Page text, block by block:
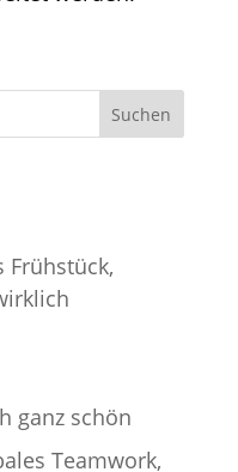
Frühstück,
ganz schön
Teamwork,